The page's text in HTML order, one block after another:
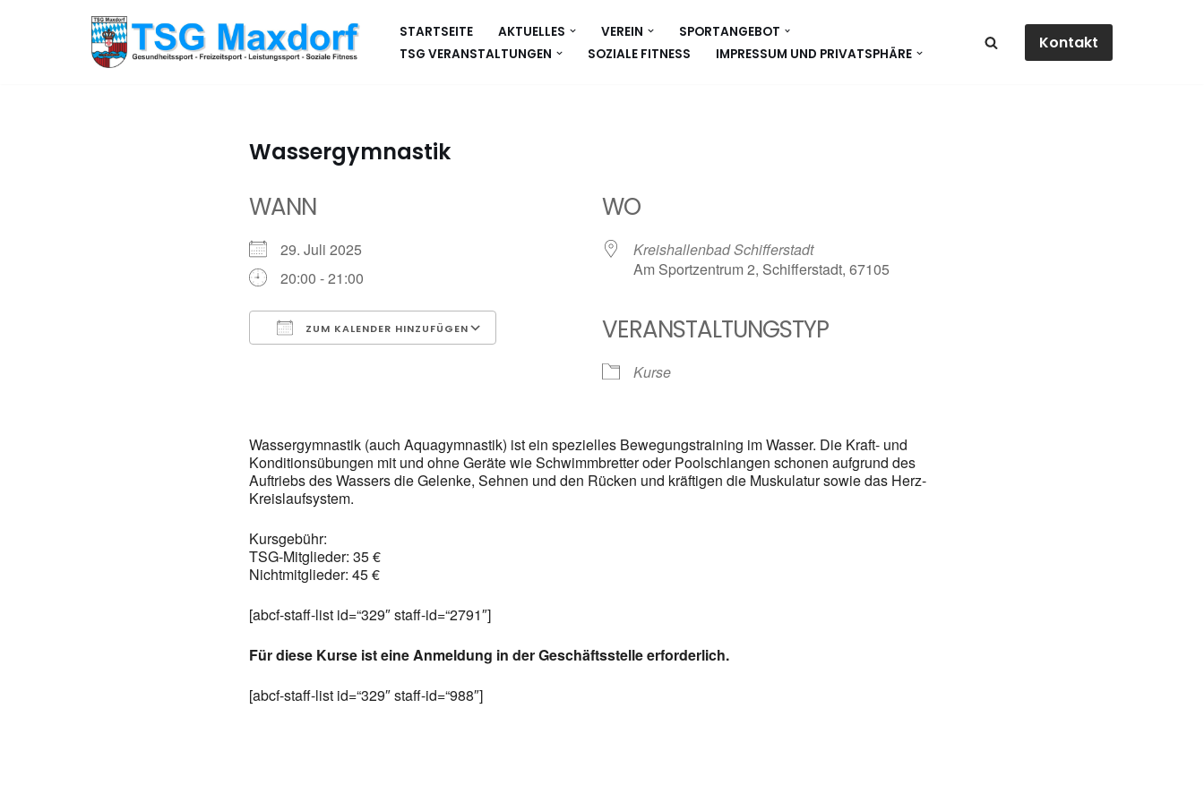
STARTSEITE AKTUELLES VEREIN
SPORTANGEBOT
TSG VERANSTALTUNGEN
SOZIALE FITNESS IMPRESSUM UND PRIVATSPHÄRE
Kontakt
Wassergymnastik
WANN
29. Juli 2025
20:00 - 21:00
ZUM KALENDER HINZUFÜGEN
Google Kalender
WO
Kreishallenbad Schifferstadt
Am Sportzentrum 2, Schifferstadt, 67105
VERANSTALTUNGSTYP
Kurse
Wassergymnastik (auch Aquagymnastik) ist ein spezielles Bewegungstraining im Wasser. Die Kraft- und
Konditionsübungen mit und ohne Geräte wie Schwimmbretter oder Poolschlangen schonen aufgrund des
Auftriebs des Wassers die Gelenke, Sehnen und den Rücken und kräftigen die Muskulatur sowie das Herz-
Kreislaufsystem.
Kursgebühr:
TSG-Mitglieder: 35 €
Nichtmitglieder: 45 €
[abcf-staff-list id=“329″ staff-id=“2791″]
Für diese Kurse ist eine Anmeldung in der Geschäftsstelle erforderlich.
[abcf-staff-list id=“329″ staff-id=“988″]